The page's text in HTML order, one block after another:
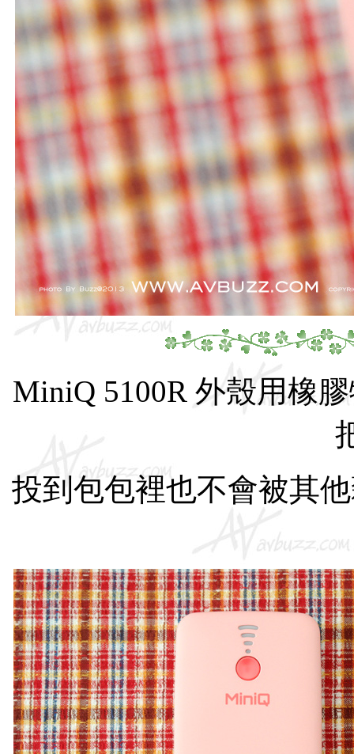
MiniQ 5100R 外殼用橡
投到包包裡也不會被其